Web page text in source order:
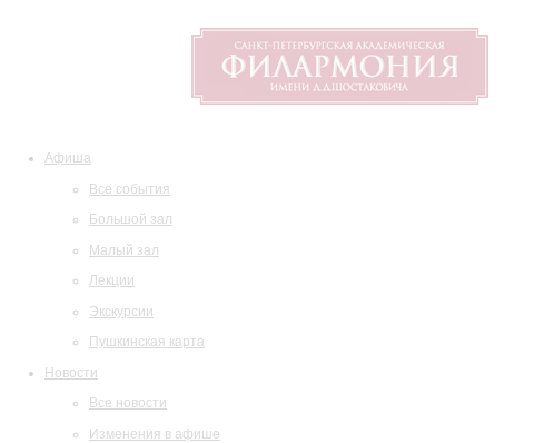
Афиша
Все события
Большой зал
Малый зал
Лекции
Экскурсии
Пушкинская карта
Новости
Все новости
Изменения в афише